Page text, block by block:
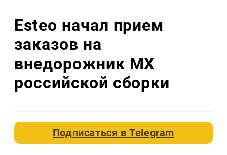
Esteo начал прием
заказов на
внедорожник MX
российской сборки
Подписаться вTelegram